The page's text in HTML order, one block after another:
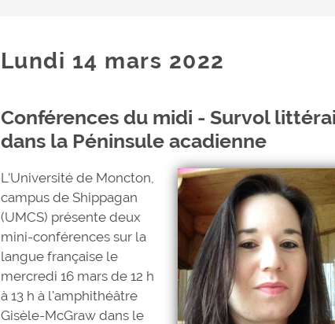
Lundi 14 mars 2022
Conférences du midi - Survol
dans la Péninsule acadienne
L'Université de Moncton,
campus de Shippagan
(UMCS) présente deux
mini-conférences sur la
langue française le
mercredi 16 mars de 12 h
à 13 h à l'amphithéâtre
Gisèle-McGraw dans le